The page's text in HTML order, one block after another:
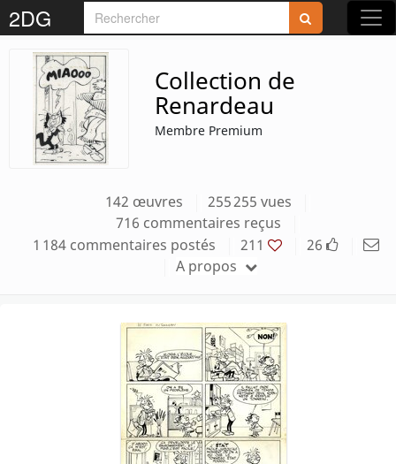
2DG
Accédez aux planches et illustrations
réservées aux membres
Découvrez de nouvelles fonctionnalités
gratuites !
S'inscrire
Collection de
Renardeau
Membre Premium
142 œuvres
255 255 vues
716 commentaires reçus
1 184 commentaires postés
211
26
A propos